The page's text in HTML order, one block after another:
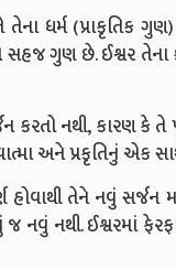
ધર્મ (પ્રાકૃતિક
ગુણ છે. ઈશ્વર તેના
કરતો નથી, કારણ કે
અને પ્રકૃતિનું એક
તેને નવું સર્જન
જ નવું નથી. ઈશ્વરમાં